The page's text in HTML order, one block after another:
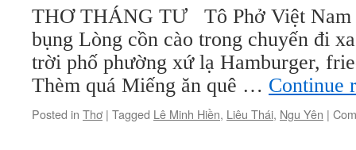
THƠ THÁNG TƯ Tô Phở Việt Nam
bụng Lòng cồn cào trong chuyến đi
trời phố phường xứ lạ Hamburger,
Thèm quá Miếng ăn quê … Continue
Posted in Thơ | Tagged Lê Minh Hiền, Liêu Thái, Ngu Yên |